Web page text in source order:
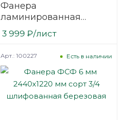
Фанера
ламинированная
(ФОФ) 6 мм 3000х1500
мм F/W сорт 1/1
3 999 ₽/лист
Есть в наличии
Арт.: 100227